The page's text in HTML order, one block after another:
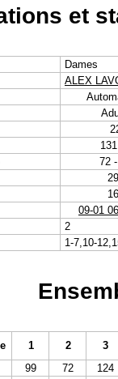
et
Dames
ALEX
72
09-01
2
1-7,10-
1 2
3
99 72
124